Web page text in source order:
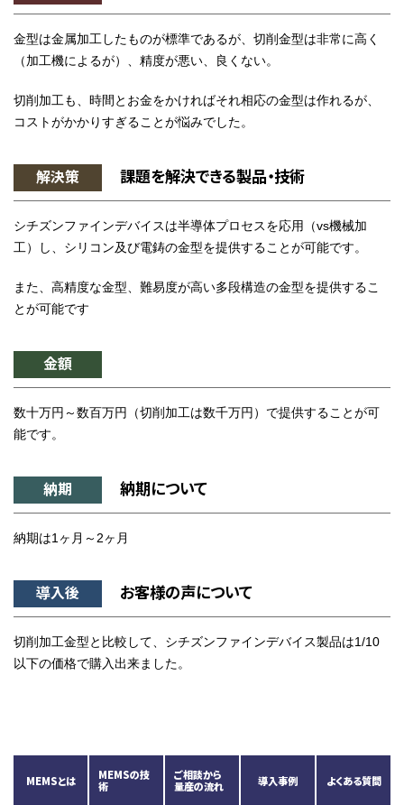
金型は金属加工したものが標準であるが、切削金型は非常に高く
（加工機によるが）、精度が悪い、良くない。
切削加工も、時間とお金をかければそれ相応の金型は作れるが、
コストがかかりすぎることが悩みでした。
解決策 課題を解決できる製品・技術
シチズンファインデバイスは半導体プロセスを応用（vs機械加
工）し、シリコン及び電鋳の金型を提供することが可能です。
また、高精度な金型、難易度が高い多段構造の金型を提供するこ
とが可能です
金額
数十万円～数百万円（切削加工は数千万円）で提供することが可
能です。
納期 納期について
納期は1ヶ月～2ヶ月
導入後 お客様の声について
切削加工金型と比較して、シチズンファインデバイス製品は1/10
以下の価格で購入出来ました。
MEMSとは
MEMSの技
術
ご相談から
量産の流れ
導入事例 よくある質問